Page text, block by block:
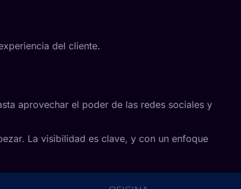
del cliente.
aprovechar el poder de las redes sociales y
La visibilidad es clave, y con un enfoque